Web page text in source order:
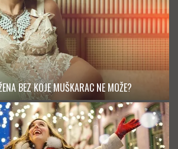
BEZ KOJE MUŠKARAC NE MOŽE?